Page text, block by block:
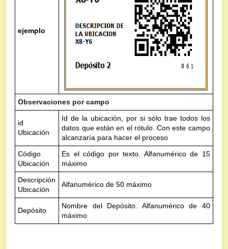
ejemplo
Observaciones por campo
id
Ubicación
Id de la ubicación, por si sólo trae todos los
datos que están en el rótulo. Con este campo
alcanzaría para hacer el proceso
Código
Ubicación
Es el código por texto. Alfanumérico de 15
máximo
Descripción
Ubicación
Alfanumérico de 50 máximo
Depósito
Nombre del Depósito. Alfanumérico de 40
máximo